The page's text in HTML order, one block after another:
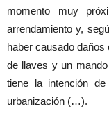
momento muy
arrendamiento y,
haber causado daños
de llaves y un
tiene la intención
urbanización (…).